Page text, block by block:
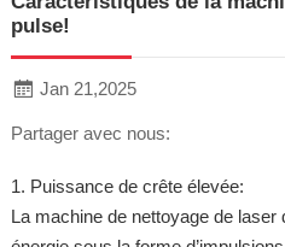
pulse!
Jan 21,2025
Partager avec nous:
1. Puissance de crête élevée:
La machine de nettoyage de laser